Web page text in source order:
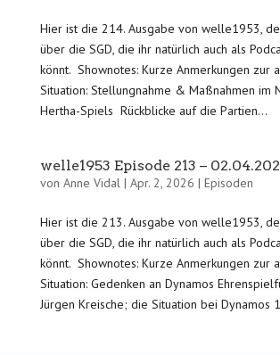
Hier ist die 214. Ausgabe von welle1953,
über die SGD, die ihr natürlich auch als
könnt. Shownotes: Kurze Anmerkungen zur
Situation: Stellungnahme & Maßnahmen im
Hertha-Spiels Rückblicke auf die Partien...
welle1953 Episode 213 –
von Anne Vidal| Apr. 2, 2026 | Episoden
Hier ist die 213. Ausgabe von welle1953,
über die SGD, die ihr natürlich auch als
könnt. Shownotes: Kurze Anmerkungen zur
Situation: Gedenken an Dynamos
Jürgen Kreische; die Situation bei Dynamos